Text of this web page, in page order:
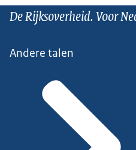
De Rijksoverheid. Voor
Andere talen